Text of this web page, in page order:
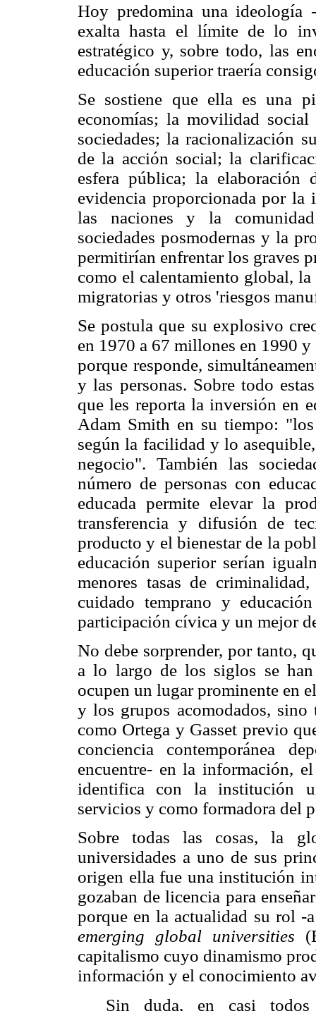
Hoy predomina una ideología
exalta hasta el límite de lo
estratégico y, sobre todo, las
educación superior traería
Se sostiene que ella es una
economías; la movilidad
sociedades; la racionalización
de la acción social; la
esfera pública; la elaboración
evidencia proporcionada por la
las naciones y la
sociedades posmodernas y la
permitirían enfrentar los graves
como el calentamiento global,
migratorias y otros 'riesgos
Se postula que su explosivo
en 1970 a 67 millones en 1990
porque responde,
y las personas. Sobre todo
que les reporta la inversión en
Adam Smith en su tiempo:
según la facilidad y lo
negocio". También las
número de personas con
educada permite elevar la
transferencia y difusión de
producto y el bienestar de la
educación superior serían
menores tasas de
cuidado temprano y
participación cívica y un mejor
No debe sorprender, por tanto,
a lo largo de los siglos se
ocupen un lugar prominente en
y los grupos acomodados,
como Ortega y Gasset previo
conciencia contemporánea
encuentre- en la información,
identifica con la institución
servicios y como formadora del
Sobre todas las cosas, la
universidades a uno de sus
origen ella fue una institución
gozaban de licencia para
porque en la actualidad su rol -
emerging global universities
capitalismo cuyo dinamismo
información y el conocimiento
Sin duda, en casi todos